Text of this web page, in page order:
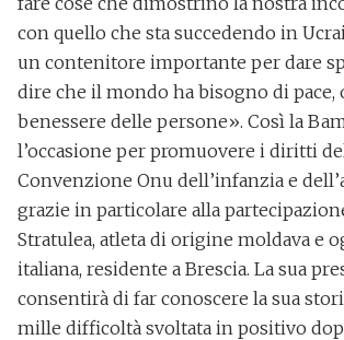
con quello che sta succedendo in
un contenitore importante per dare
dire che il mondo ha bisogno di pace,
benessere delle persone». Così la
l’occasione per promuovere i diritti
Convenzione Onu dell’infanzia e
grazie in particolare alla
Stratulea, atleta di origine moldava e
italiana, residente a Brescia. La sua
consentirà di far conoscere la sua
mille difficoltà svoltata in positivo